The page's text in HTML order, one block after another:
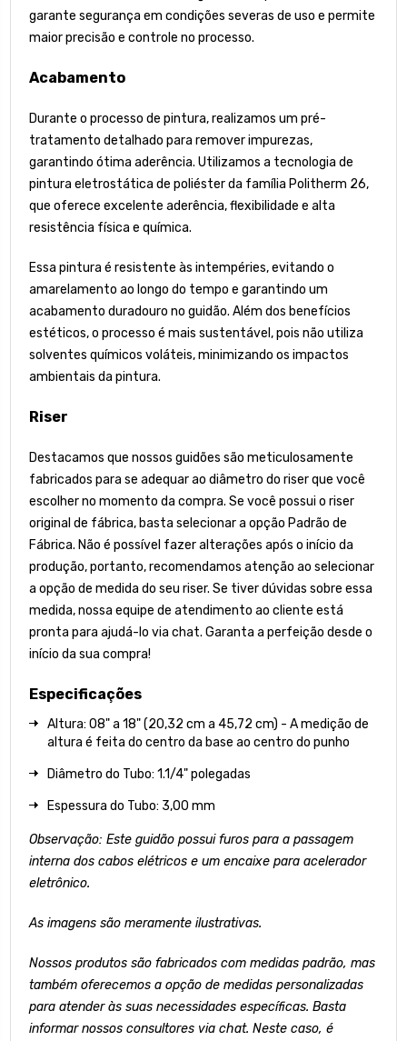
garante segurança em condições severas de uso e permite
maior precisão e controle no processo.
Acabamento
Durante o processo de pintura, realizamos um pré-
tratamento detalhado para remover impurezas,
garantindo ótima aderência. Utilizamos a tecnologia de
pintura eletrostática de poliéster da família Politherm 26,
que oferece excelente aderência, flexibilidade e alta
resistência física e química.
Essa pintura é resistente às intempéries, evitando o
amarelamento ao longo do tempo e garantindo um
acabamento duradouro no guidão. Além dos benefícios
estéticos, o processo é mais sustentável, pois não utiliza
solventes químicos voláteis, minimizando os impactos
ambientais da pintura.
Riser
Destacamos que nossos guidões são meticulosamente
fabricados para se adequar ao diâmetro do riser que você
escolher no momento da compra. Se você possui o riser
original de fábrica, basta selecionar a opção Padrão de
Fábrica. Não é possível fazer alterações após o início da
produção, portanto, recomendamos atenção ao selecionar
a opção de medida do seu riser. Se tiver dúvidas sobre essa
medida, nossa equipe de atendimento ao cliente está
pronta para ajudá-lo via chat. Garanta a perfeição desde o
início da sua compra!
Especificações
Altura: 08" a 18" (20,32 cm a 45,72 cm) - A medição de
altura é feita do centro da base ao centro do punho
Diâmetro do Tubo: 1.1/4" polegadas
Espessura do Tubo: 3,00 mm
Observação: Este guidão possui furos para a passagem
interna dos cabos elétricos e um encaixe para acelerador
eletrônico.
As imagens são meramente ilustrativas.
Nossos produtos são fabricados com medidas padrão, mas
também oferecemos a opção de medidas personalizadas
para atender às suas necessidades específicas. Basta
informar nossos consultores via chat. Neste caso, é